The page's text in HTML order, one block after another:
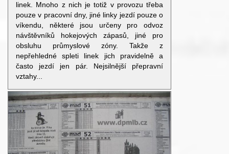
linek. Mnoho z nich je totiž v provozu třeba
pouze v pracovní dny, jiné linky jezdí pouze o
víkendu, některé jsou určeny pro odvoz
návštěvníků hokejových zápasů, jiné pro
obsluhu průmyslové zóny. Takže z
nepřehledné spleti linek jich pravidelně a
často jezdí jen pár. Nejsilnější přepravní
vztahy...